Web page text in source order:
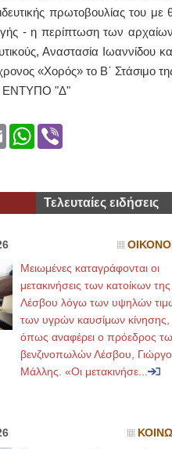
πρωτοβουλίας του
- η περίπτωση των
Αναστασία Ιωαννίδου
«Χορός» το Β΄ Στάσιμο
ΕΝΤΥΠΟ "Δ"
EmailWhatsApp
Viber
Τελευταίες ειδήσεις
Μειωμένες καταγράφονται οι
μετακινήσεις των κατοίκων της
Λέσβου λόγω των υψηλών
των υγρών καυσίμων κίνησης,
όπως αναφέρει ο πρόεδρος
βενζινοπωλών Λέσβου,
Μάλλης. «Οι μετακινήσε...